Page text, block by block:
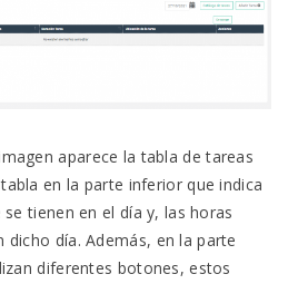
aparece la tabla de tareas
en la parte inferior que indica
tienen en el día y, las horas
día. Además, en la parte
diferentes botones, estos